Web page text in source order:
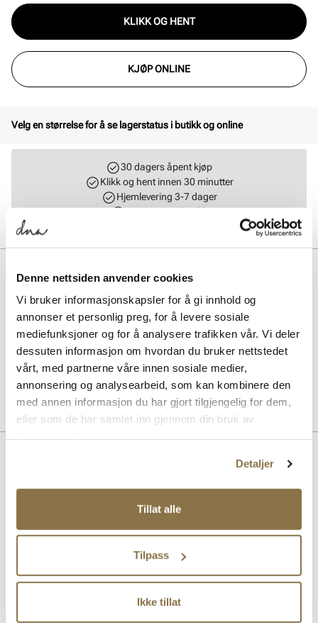
Denne nettsiden anvender cookies
Vi bruker informasjonskapsler for å gi innhold og
annonser et personlig preg, for å levere sosiale
mediefunksjoner og for å analysere trafikken vår. Vi deler
dessuten informasjon om hvordan du bruker nettstedet
vårt, med partnerne våre innen sosiale medier,
annonsering og analysearbeid, som kan kombinere den
med annen informasjon du har gjort tilgjengelig for dem,
eller som de har samlet inn gjennom din bruk av
Detaljer
Tillat alle
Tilpass
Ikke tillat
KLIKK OG HENT
KJØP ONLINE
Velg en størrelse for å se lagerstatus i butikk og online
30 dagers åpent kjøp
Klikk og hent innen 30 minutter
Hjemlevering 3-7 dager
Gratis retur i butikk
Fresh In’s er en velværesåle for føttene dine. Den ultratynne sålen gir
en frisk følelse hele dagen, og får plass selv i tettsittende sko. Leveres
i pakker av 6 par, som muliggjør regelmessig bytte. Plasseres med
det blå, antiskli-laget ned i skoene. Finnes i størrelse Dame 35/36-
41/42 herre 40/41- 44/45. Kan klippes.
Art. nr.97298023
Lev. art. nr4033